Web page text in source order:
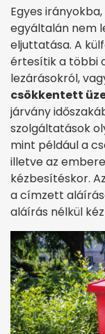
Egyes
egyáltalán nem
eljuttatása. A
értesítik a többi
lezárásokról,
csökkentett
járvány
szolgáltatások
mint például a
illetve az
kézbesítéskor.
a címzett
aláírás nélkül